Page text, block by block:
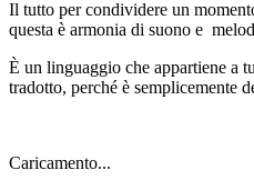
Il tutto per condividere un
questa è armonia di suono e
È un linguaggio che appartiene a
tradotto, perché è semplicemente
Caricamento...